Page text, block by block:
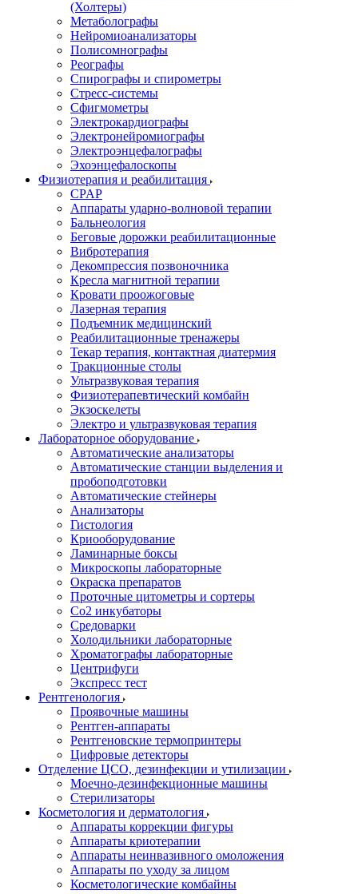
(Холтеры)
Метаболографы
Нейромиоанализаторы
Полисомнографы
Реографы
Спирографы и спирометры
Стресс-системы
Сфигмометры
Электрокардиографы
Электронейромиографы
Электроэнцефалографы
Эхоэнцефалоскопы
Физиотерапия и реабилитация
CPAP
Аппараты ударно-волновой терапии
Бальнеология
Беговые дорожки реабилитационные
Вибротерапия
Декомпрессия позвоночника
Кресла магнитной терапии
Кровати проожоговые
Лазерная терапия
Подъемник медицинский
Реабилитационные тренажеры
Текар терапия, контактная диатермия
Тракционные столы
Ультразвуковая терапия
Физиотерапевтический комбайн
Экзоскелеты
Электро и ультразвуковая терапия
Лабораторное оборудование
Автоматические анализаторы
Автоматические станции выделения и
пробоподготовки
Автоматические стейнеры
Анализаторы
Гистология
Криооборудование
Ламинарные боксы
Микроскопы лабораторные
Окраска препаратов
Проточные цитометры и сортеры
Со2 инкубаторы
Средоварки
Холодильники лабораторные
Хроматографы лабораторные
Центрифуги
Экспресс тест
Рентгенология
Проявочные машины
Рентген-аппараты
Рентгеновские термопринтеры
Цифровые детекторы
Отделение ЦСО, дезинфекции и утилизации
Моечно-дезинфекционные машины
Стерилизаторы
Косметология и дерматология
Аппараты коррекции фигуры
Аппараты криотерапии
Аппараты неинвазивного омоложения
Аппараты по уходу за лицом
Косметологические комбайны